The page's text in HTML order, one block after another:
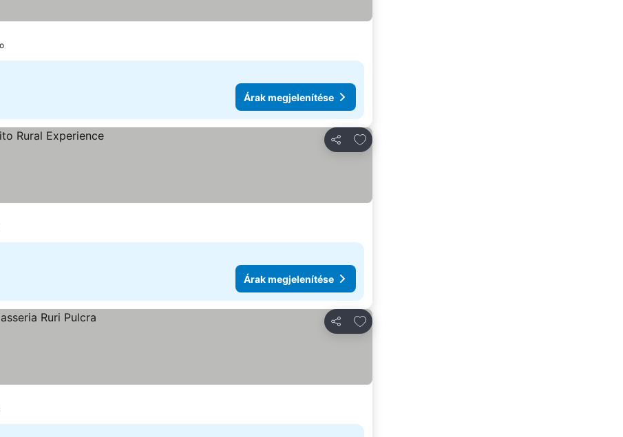
Árak megjelenítése
Megosztás
Hozzáadás a kedvencekhez
Árak megjelenítése
Megosztás
Hozzáadás a kedvencekhez